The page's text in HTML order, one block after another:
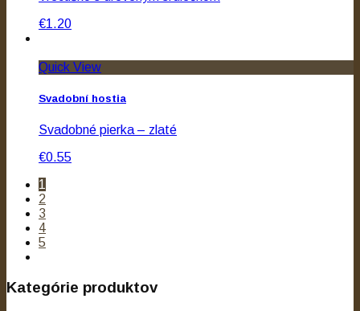
€1.20
Quick View
Svadobní hostia
Svadobné pierka – zlaté
€0.55
1
2
3
4
5
Kategórie produktov